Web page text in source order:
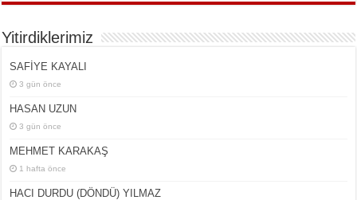
Yitirdiklerimiz
SAFİYE KAYALI
3 gün önce
HASAN UZUN
3 gün önce
MEHMET KARAKAŞ
1 hafta önce
HACI DURDU (DÖNDÜ) YILMAZ